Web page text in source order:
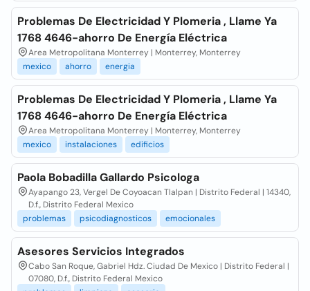
Problemas De Electricidad Y Plomeria , Llame Ya
1768 4646-ahorro De Energía Eléctrica
Area Metropolitana Monterrey | Monterrey, Monterrey
mexico
ahorro energia
Problemas De Electricidad Y Plomeria , Llame Ya
1768 4646-ahorro De Energía Eléctrica
Area Metropolitana Monterrey | Monterrey, Monterrey
mexico
instalaciones edificios
Paola Bobadilla Gallardo Psicologa
Ayapango 23, Vergel De Coyoacan Tlalpan | Distrito Federal | 14340,
D.f., Distrito Federal Mexico
problemas
psicodiagnosticos emocionales
Asesores Servicios Integrados
Cabo San Roque, Gabriel Hdz. Ciudad De Mexico | Distrito Federal |
07080, D.f., Distrito Federal Mexico